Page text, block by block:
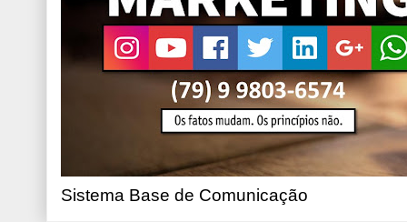
Sistema Base de Comunicação